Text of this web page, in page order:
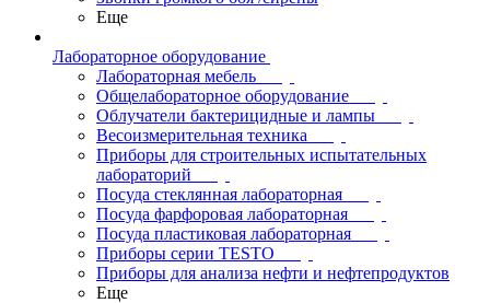
Еще
Лабораторное оборудование
Лабораторная мебель
Общелабораторное оборудование
Облучатели бактерицидные и лампы
Весоизмерительная техника
Приборы для строительных испытательных
лабораторий
Посуда стеклянная лабораторная
Посуда фарфоровая лабораторная
Посуда пластиковая лабораторная
Приборы серии TESTO
Приборы для анализа нефти и нефтепродуктов
Еще